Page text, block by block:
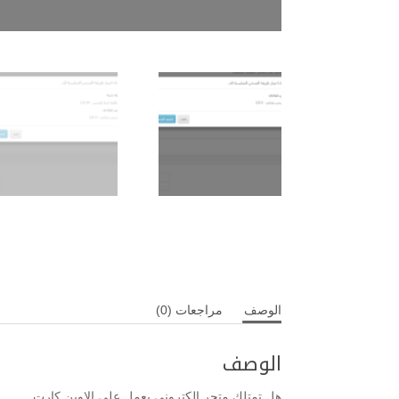
الوصف مراجعات (0)
الوصف